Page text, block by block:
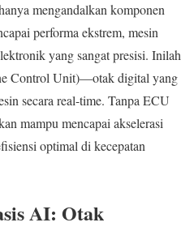
mengandalkan komponen
performa ekstrem, mesin
yang sangat presisi. Inilah
Control Unit)—otak digital yang
secara real-time. Tanpa ECU
mampu mencapai akselerasi
optimal di kecepatan
AI: Otak